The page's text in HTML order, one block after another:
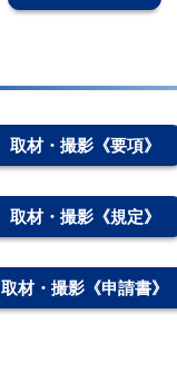
取材・撮影《要項》
取材・撮影《規定》
取材・撮影《申請書》